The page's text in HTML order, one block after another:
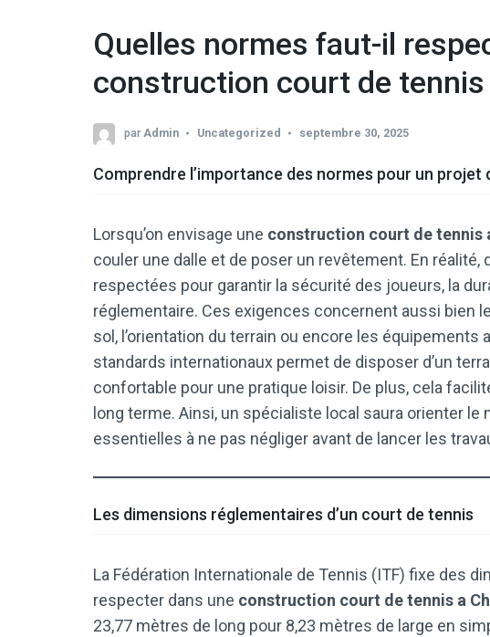
Quelles normes faut-il
construction court de tennis
parAdmin Uncategorized septembre 30, 2025
Comprendre l’importance des normes pour un projet
Lorsqu’on envisage une construction court de tennis
couler une dalle et de poser un revêtement. En
respectées pour garantir la sécurité des joueurs, la
réglementaire. Ces exigences concernent aussi bien
sol, l’orientation du terrain ou encore les
standards internationaux permet de disposer d’un
confortable pour une pratique loisir. De plus, cela
long terme. Ainsi, un spécialiste local saura orienter le
essentielles à ne pas négliger avant de lancer les
Les dimensions réglementaires d’un court de tennis
La Fédération Internationale de Tennis (ITF) fixe des
respecter dans une construction court de tennis a
23,77 mètres de long pour 8,23 mètres de large en